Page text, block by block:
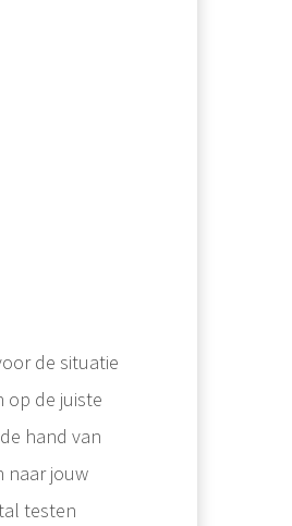
de situatie
op de juiste
hand van
naar jouw
testen